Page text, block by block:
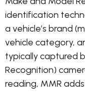
identification
a vehicle’s brand
vehicle category,
typically captured
Recognition)
reading, MMR